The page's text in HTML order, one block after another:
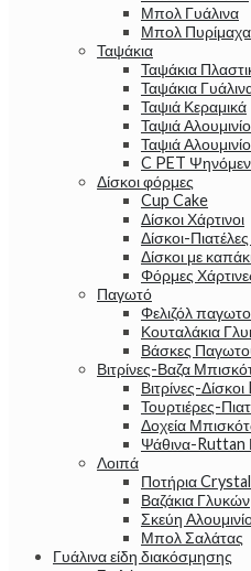
Μπολ Γυάλινα
Μπολ Πυρίμαχα
Ταψάκια
Ταψάκια
Ταψάκια
Ταψιά Κεραμικά
Ταψιά
Ταψιά
C PET
Δίσκοι φόρμες
Cup Cake
Δίσκοι Χάρτινοι
Δίσκοι-
Δίσκοι με
Φόρμες
Παγωτό
Φελιζόλ
Κουταλάκια
Βάσκες
Βιτρίνες-Βαζα
Βιτρίνες-
Τουρτιέρες-
Δοχεία
Ψάθινα-Ruttan
Λοιπά
Ποτήρια
Βαζάκια Γλυκών
Σκεύη
Μπολ Σαλάτας
Γυάλινα είδη διακόσμησης